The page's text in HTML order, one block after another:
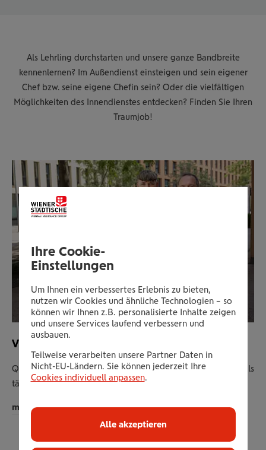
Als Lehrling durchstarten und unsere ganze Bandbreite
kennenlernen? Im Außendienst einsteigen und sein eigener
Chef bzw. seine eigene Chefin sein? Oder die vielfältigen
Möglichkeiten des Innendienstes entdecken? Finden Sie Ihren
Traumjob!
VER­TRIEB
Quereinsteigen & aufsteigen: freie Zeiteinteilung, Provision als
tägliche Motivation, stetige Aus- und Weiterbildung.
mehr erfahren
Ihre Cookie-
Einstellungen
Um Ihnen ein verbessertes Erlebnis zu bieten,
nutzen wir Cookies und ähnliche Technologien – so
können wir Ihnen z.B. personalisierte Inhalte zeigen
und unsere Services laufend verbessern und
ausbauen.
Teilweise verarbeiten unsere Partner Daten in
Nicht-EU-Ländern. Sie können jederzeit Ihre
Cookies individuell anpassen.
Alle akzeptieren